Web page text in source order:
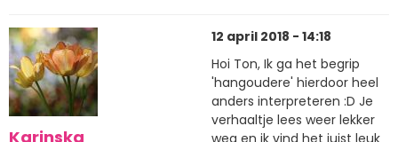
Karinska
12 april 2018 - 14:18
Hoi Ton, Ik ga het begrip
'hangoudere' hierdoor heel
anders interpreteren :D Je
verhaaltje lees weer lekker